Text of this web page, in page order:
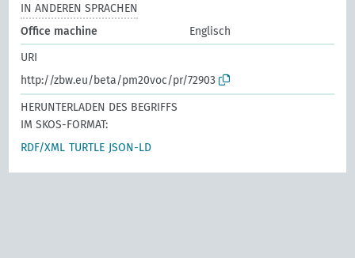
IN ANDEREN SPRACHEN
Office machine
Englisch
URI
http://zbw.eu/beta/pm20voc/pr/72903
HERUNTERLADEN DES BEGRIFFS
IM SKOS-FORMAT:
RDF/XML TURTLE JSON-LD